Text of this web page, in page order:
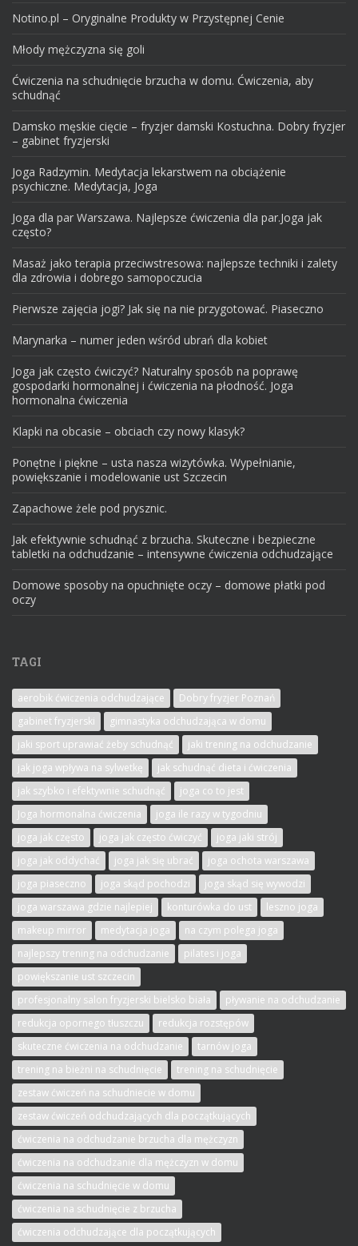
Notino.pl – Oryginalne Produkty w Przystępnej Cenie
Młody mężczyzna się goli
Ćwiczenia na schudnięcie brzucha w domu. Ćwiczenia, aby
schudnąć
Damsko męskie cięcie – fryzjer damski Kostuchna. Dobry fryzjer
– gabinet fryzjerski
Joga Radzymin. Medytacja lekarstwem na obciążenie
psychiczne. Medytacja, Joga
Joga dla par Warszawa. Najlepsze ćwiczenia dla par.Joga jak
często?
Masaż jako terapia przeciwstresowa: najlepsze techniki i zalety
dla zdrowia i dobrego samopoczucia
Pierwsze zajęcia jogi? Jak się na nie przygotować. Piaseczno
Marynarka – numer jeden wśród ubrań dla kobiet
Joga jak często ćwiczyć? Naturalny sposób na poprawę
gospodarki hormonalnej i ćwiczenia na płodność. Joga
hormonalna ćwiczenia
Klapki na obcasie – obciach czy nowy klasyk?
Ponętne i piękne – usta nasza wizytówka. Wypełnianie,
powiększanie i modelowanie ust Szczecin
Zapachowe żele pod prysznic.
Jak efektywnie schudnąć z brzucha. Skuteczne i bezpieczne
tabletki na odchudzanie – intensywne ćwiczenia odchudzające
Domowe sposoby na opuchnięte oczy – domowe płatki pod
oczy
TAGI
aerobik ćwiczenia odchudzające
Dobry fryzjer Poznań
gabinet fryzjerski
gimnastyka odchudzająca w domu
jaki sport uprawiać żeby schudnąć
jaki trening na odchudzanie
jak joga wpływa na sylwetkę
jak schudnąć dieta i ćwiczenia
jak szybko i efektywnie schudnąć
joga co to jest
Joga hormonalna ćwiczenia
joga ile razy w tygodniu
joga jak często
joga jak często ćwiczyć
joga jaki strój
joga jak oddychać
joga jak się ubrać
joga ochota warszawa
joga piaseczno
joga skąd pochodzi
joga skąd się wywodzi
joga warszawa gdzie najlepiej
konturówka do ust
leszno joga
makeup mirror
medytacja joga
na czym polega joga
najlepszy trening na odchudzanie
pilates i joga
powiększanie ust szczecin
profesjonalny salon fryzjerski bielsko biała
pływanie na odchudzanie
redukcja opornego tłuszczu
redukcja rozstępów
skuteczne ćwiczenia na odchudzanie
tarnów joga
trening na bieżni na schudnięcie
trening na schudnięcie
zestaw ćwiczeń na schudniecie w domu
zestaw ćwiczeń odchudzających dla początkujących
ćwiczenia na odchudzanie brzucha dla mężczyzn
ćwiczenia na odchudzanie dla mężczyzn w domu
ćwiczenia na schudnięcie w domu
ćwiczenia na schudnięcie z brzucha
ćwiczenia odchudzające dla początkujących